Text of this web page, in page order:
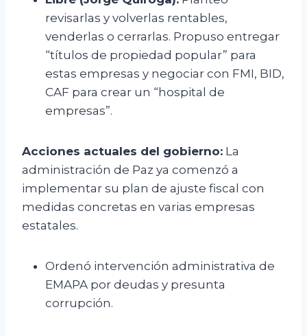
revisarlas y volverlas rentables,
venderlas o cerrarlas. Propuso entregar
“títulos de propiedad popular” para
estas empresas y negociar con FMI, BID,
CAF para crear un “hospital de
empresas”.
Acciones actuales del gobierno: La
administración de Paz ya comenzó a
implementar su plan de ajuste fiscal con
medidas concretas en varias empresas
estatales.
Ordenó intervención administrativa de
EMAPA por deudas y presunta
corrupción.